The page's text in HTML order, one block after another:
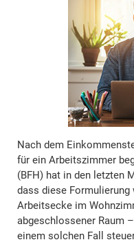
Nach dem
für ein Arbeitszimmer
(BFH) hat in den letzten
dass diese
Arbeitsecke im
abgeschlossener Raum
einem solchen Fall